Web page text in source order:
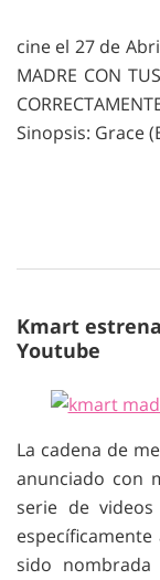
Girl in
cine el 27 de
MADRE CON
Sinopsis: Grace
Kmart
Youtube
La cadena de
anunciado con
serie de
sido nombrada